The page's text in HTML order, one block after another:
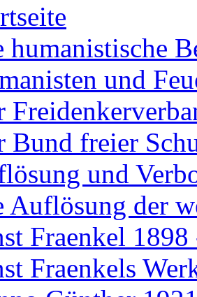
humanistische
und
Bund freier
und
Auflösung der
Fraenkel
Fraenkels